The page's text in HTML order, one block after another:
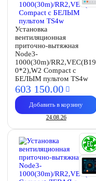
Установка
вентиляционная
приточно-вытяжная
Node3-
1000(30m)/RR2,VEC(B19
0*2),W2 Compact с
БЕЛЫМ пультом TS4w
603 150.00
Добавить в корзину
24.08.26